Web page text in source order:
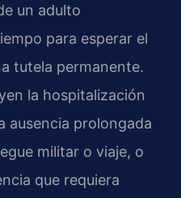
un adulto
para esperar el
tutela permanente.
la hospitalización
ausencia prolongada
militar o viaje, o
que requiera